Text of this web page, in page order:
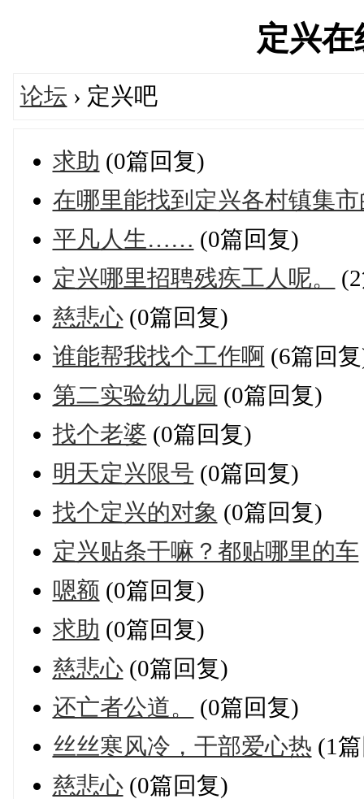
定兴
论坛 › 定兴吧
求助 (0篇回复)
在哪里能找到定兴各村镇集
平凡人生…… (0篇回复)
定兴哪里招聘残疾工人呢。
慈悲心(0篇回复)
谁能帮我找个工作啊 (6篇回
第二实验幼儿园 (0篇回复)
找个老婆 (0篇回复)
明天定兴限号 (0篇回复)
找个定兴的对象 (0篇回复)
定兴贴条干嘛？都贴哪里的车
嗯额 (0篇回复)
求助 (0篇回复)
慈悲心(0篇回复)
还亡者公道。
(0篇回复)
丝丝寒风冷，干部爱心热 (1
慈悲心(0篇回复)